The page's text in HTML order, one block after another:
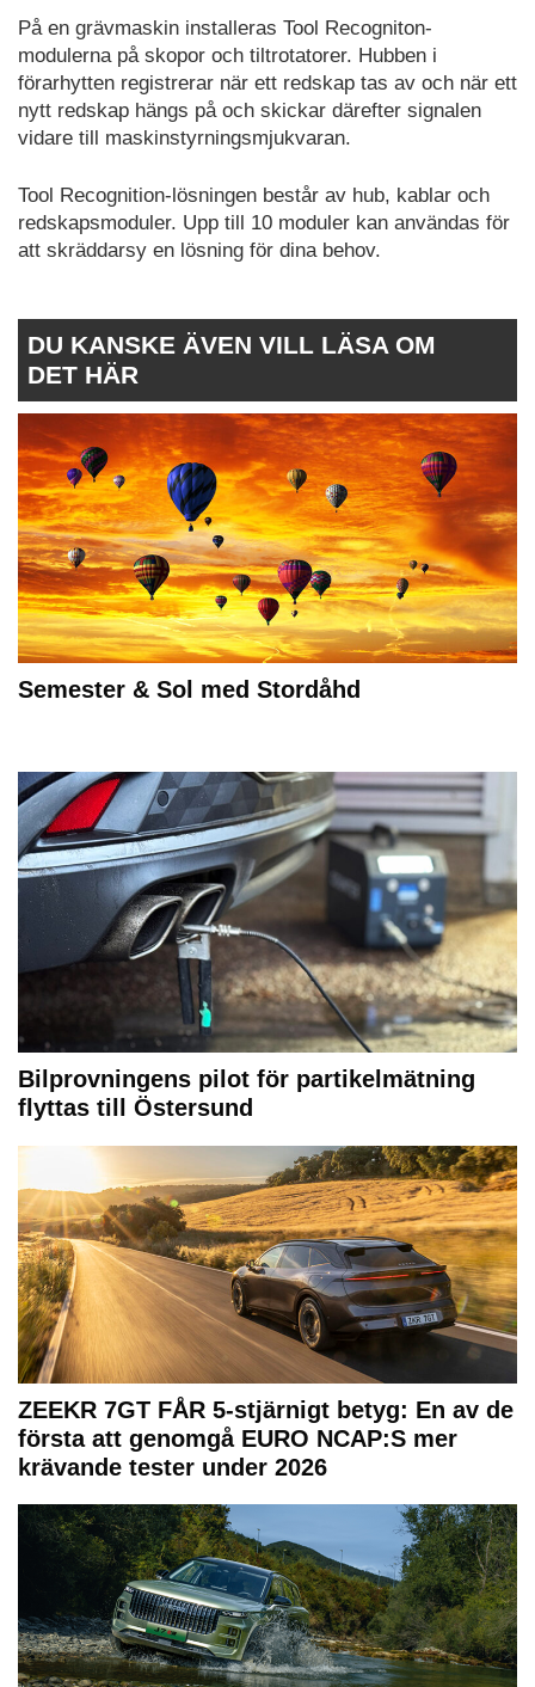
På en grävmaskin installeras Tool Recogniton-
modulerna på skopor och tiltrotatorer. Hubben i
förarhytten registrerar när ett redskap tas av och när ett
nytt redskap hängs på och skickar därefter signalen
vidare till maskinstyrningsmjukvaran.
Tool Recognition-lösningen består av hub, kablar och
redskapsmoduler. Upp till 10 moduler kan användas för
att skräddarsy en lösning för dina behov.
DU KANSKE ÄVEN VILL LÄSA OM
DET HÄR
Semester & Sol med Stordåhd
Bilprovningens pilot för partikelmätning
flyttas till Östersund
ZEEKR 7GT FÅR 5-stjärnigt betyg: En av de
första att genomgå EURO NCAP:S mer
krävande tester under 2026